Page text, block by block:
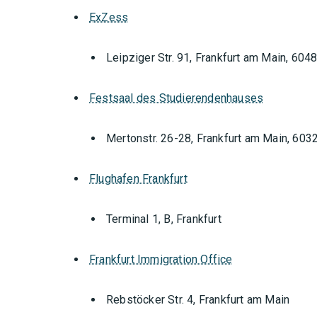
Orte mit vielen
ExZess
Leipziger Str. 91, Frankfurt am Main,
Festsaal des Studierendenhauses
Mertonstr. 26-28, Frankfurt am Main,
Flughafen Frankfurt
Terminal 1, B, Frankfurt
Frankfurt Immigration Office
Rebstöcker Str. 4, Frankfurt am Main